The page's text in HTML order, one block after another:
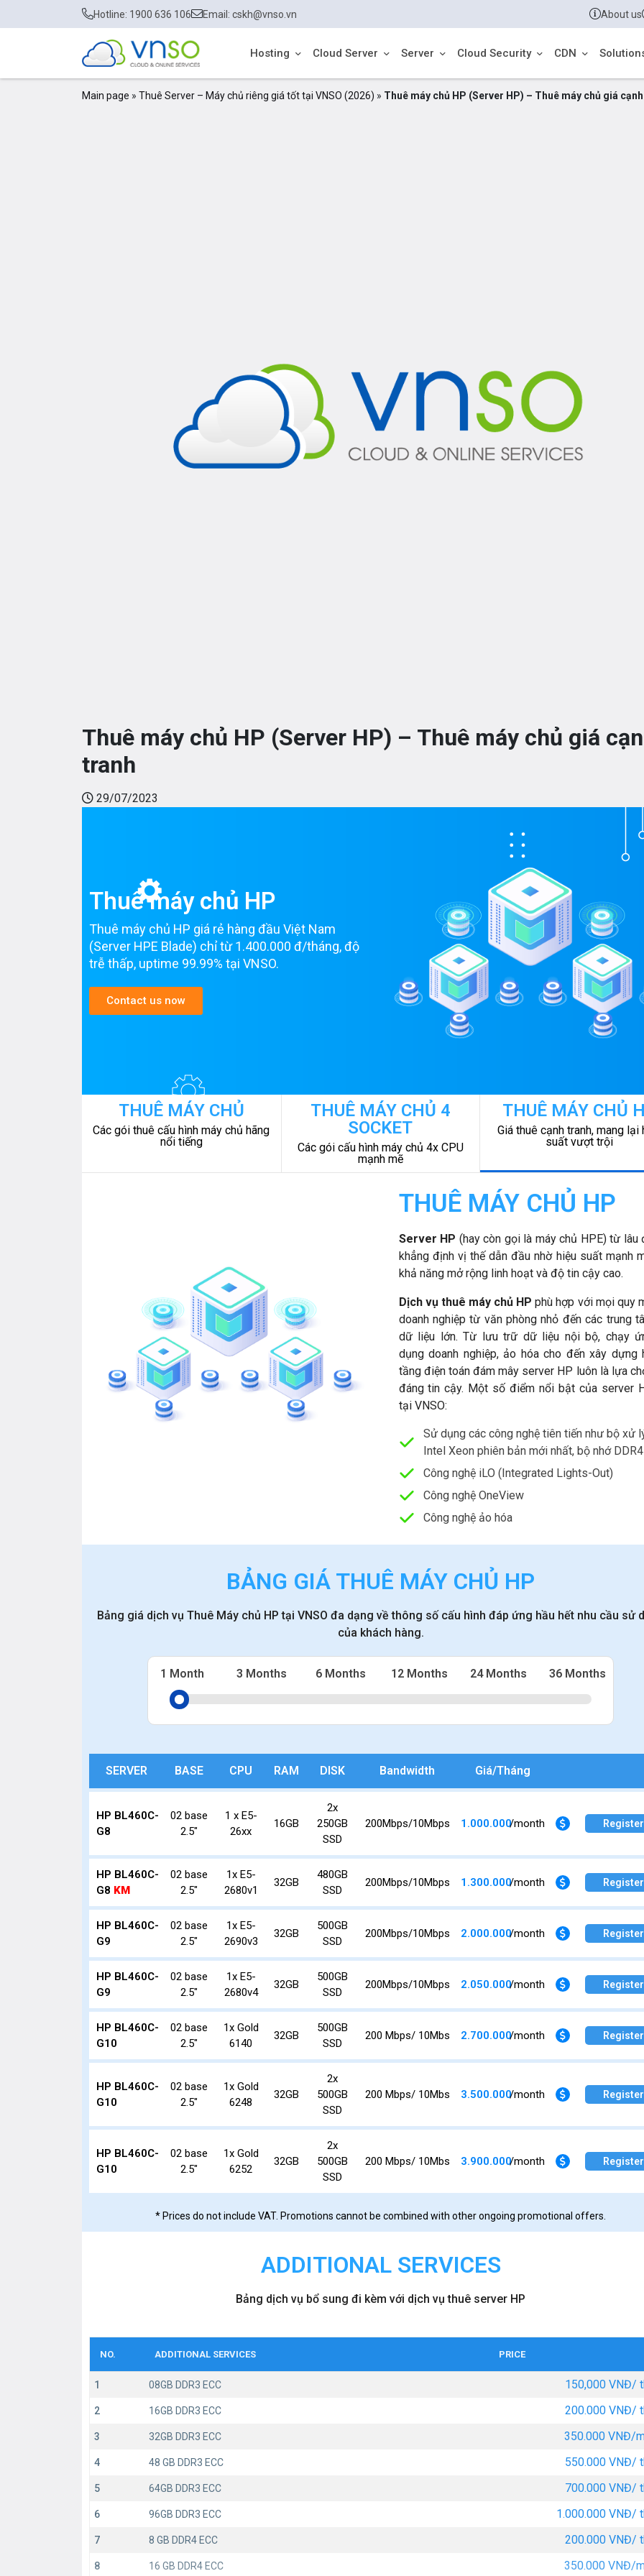
Hotline: 1900 636 106 Email: cskh@vnso.vn About us
Hosting Cloud Server Server Cloud Security CDN
Main page » Thuê Server – Máy chủ riêng giá tốt tại VNSO (2026) » Thuê máy chủ HP (Server HP) – Thuê máy chủ giá
Thuê máy chủ HP (Server HP) – Thuê máy chủ giá
tranh
29/07/2023
Thuê máy chủ HP
Thuê máy chủ HP giá rẻ hàng đầu Việt Nam
(Server HPE Blade) chỉ từ 1.400.000 đ/tháng, độ
trễ thấp, uptime 99.99% tại VNSO.
Contact us now
THUÊ MÁY CHỦ
Các gói thuê cấu hình máy chủ hãng
nổi tiếng
THUÊ MÁY CHỦ 4
SOCKET
Các gói cấu hình máy chủ 4x CPU
mạnh mẽ
THUÊ MÁY CHỦ
Giá thuê cạnh tranh, mang lại
suất vượt trội
THUÊ MÁY CHỦ HP
Server HP (hay còn gọi là máy chủ HPE) từ lâu
khẳng định vị thế dẫn đầu nhờ hiệu suất mạnh
khả năng mở rộng linh hoạt và độ tin cậy cao.
Dịch vụ thuê máy chủ HP phù hợp với mọi quy
doanh nghiệp từ văn phòng nhỏ đến các trung
dữ liệu lớn. Từ lưu trữ dữ liệu nội bộ, chạy
dụng doanh nghiệp, ảo hóa cho đến xây dựng
tầng điện toán đám mây server HP luôn là lựa
đáng tin cậy. Một số điểm nổi bật của server
tại VNSO:
Sử dụng các công nghệ tiên tiến như bộ xử
Intel Xeon phiên bản mới nhất, bộ nhớ DDR4
Công nghệ iLO (Integrated Lights-Out)
Công nghệ OneView
Công nghệ ảo hóa
BẢNG GIÁ THUÊ MÁY CHỦ HP
Bảng giá dịch vụ Thuê Máy chủ HP tại VNSO đa dạng về thông số cấu hình đáp ứng hầu hết nhu cầu sử
của khách hàng.
1 Month 3 Months 6 Months 12 Months 24 Months 36 Months
SERVER BASE CPU RAM DISK Bandwidth Giá/Tháng
HP BL460C-
G8
02 base
2.5"
1 x E5-
26xx
16GB
2x
250GB
SSD
200Mbps/10Mbps 1.000.000/month Register
HP BL460C-
G8 KM
02 base
2.5"
1x E5-
2680v1
32GB
480GB
SSD
200Mbps/10Mbps 1.300.000/month Register
HP BL460C-
G9
02 base
2.5"
1x E5-
2690v3
32GB
500GB
SSD
200Mbps/10Mbps 2.000.000/month Register
HP BL460C-
G9
02 base
2.5"
1x E5-
2680v4
32GB
500GB
SSD
200Mbps/10Mbps 2.050.000/month Register
HP BL460C-
G10
02 base
2.5"
1x Gold
6140
32GB
500GB
SSD
200 Mbps/ 10Mbs 2.700.000/month Register
HP BL460C-
G10
02 base
2.5"
1x Gold
6248
32GB
2x
500GB
SSD
200 Mbps/ 10Mbs 3.500.000/month Register
HP BL460C-
G10
02 base
2.5"
1x Gold
6252
32GB
2x
500GB
SSD
200 Mbps/ 10Mbs 3.900.000/month Register
* Prices do not include VAT. Promotions cannot be combined with other ongoing promotional offers.
ADDITIONAL SERVICES
Bảng dịch vụ bổ sung đi kèm với dịch vụ thuê server HP
NO. ADDITIONAL SERVICES PRICE
1 08GB DDR3 ECC 150,000 VNĐ/
2 16GB DDR3 ECC 200.000 VNĐ/
3 32GB DDR3 ECC 350.000 VNĐ/
4 48 GB DDR3 ECC 550.000 VNĐ/
5 64GB DDR3 ECC 700.000 VNĐ/
6 96GB DDR3 ECC 1.000.000 VNĐ/
7 8 GB DDR4 ECC 200.000 VNĐ/
8 16 GB DDR4 ECC 350.000 VNĐ/